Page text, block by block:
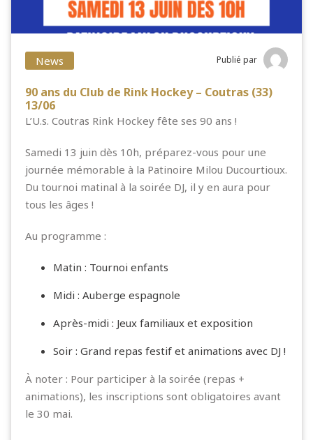
News Publié par
90 ans du Club de Rink Hockey – Coutras (33)
13/06
L’U.s. Coutras Rink Hockey fête ses 90 ans !
Samedi 13 juin dès 10h, préparez-vous pour une
journée mémorable à la Patinoire Milou Ducourtioux.
Du tournoi matinal à la soirée DJ, il y en aura pour
tous les âges !
Au programme :
Matin : Tournoi enfants
Midi : Auberge espagnole
Après-midi : Jeux familiaux et exposition
Soir : Grand repas festif et animations avec DJ !
À noter : Pour participer à la soirée (repas +
animations), les inscriptions sont obligatoires avant
le 30 mai.